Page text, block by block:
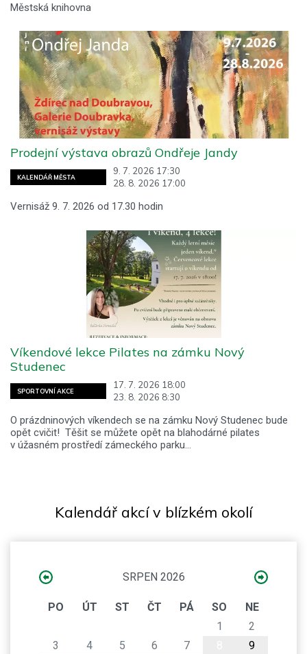
Městská knihovna
KALENDÁŘ MĚSTA
9. 7. 2026 17:30
28. 8. 2026 17:00
Prodejní výstava obrazů Ondřeje Jandy
Vernisáž 9. 7. 2026 od 17.30 hodin
SPORTOVNÍ AKCE
17. 7. 2026 18:00
23. 8. 2026 8:30
Víkendové lekce Pilates na zámku Nový
Studenec
O prázdninových víkendech se na zámku Nový Studenec bude
opět cvičit! Těšit se můžete opět na blahodárné pilates
v úžasném prostředí zámeckého parku…
Kalendář akcí v blízkém okolí
SRPEN 2026
PO ÚT ST ČT PÁ SO
NE
1
2
3
4 5 6 7
9